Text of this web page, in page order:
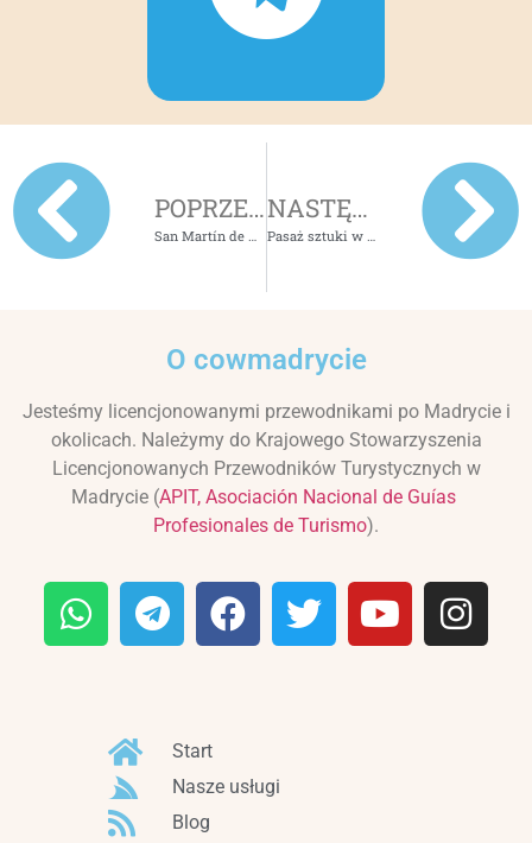
POPRZEDNI NASTĘPNY
O cowmadrycie
Jesteśmy licencjonowanymi przewodnikami po Madrycie i
okolicach. Należymy do Krajowego Stowarzyszenia
Licencjonowanych Przewodników Turystycznych w
Madrycie (APIT, Asociación Nacional de Guías
Profesionales de Turismo).
Start
Nasze usługi
Blog